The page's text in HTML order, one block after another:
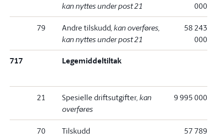
kan nyttes under post 21
000
79 Andre tilskudd, kan overføres,
kan nyttes under post 21
58 243
000
717 Legemiddeltiltak
21 Spesielle driftsutgifter, kan
overføres
9 995 000
70 Tilskudd
57 789